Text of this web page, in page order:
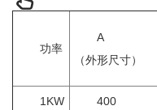
功率
A
（外形尺寸）
1KW 400